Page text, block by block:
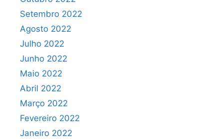
Setembro 2022
Agosto 2022
Julho 2022
Junho 2022
Maio 2022
Abril 2022
Março 2022
Fevereiro 2022
Janeiro 2022